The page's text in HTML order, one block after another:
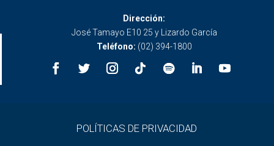
Dirección:
José Tamayo E10 25 y Lizardo García
Teléfono: (02) 394-1800
POLÍTICAS DE PRIVACIDAD